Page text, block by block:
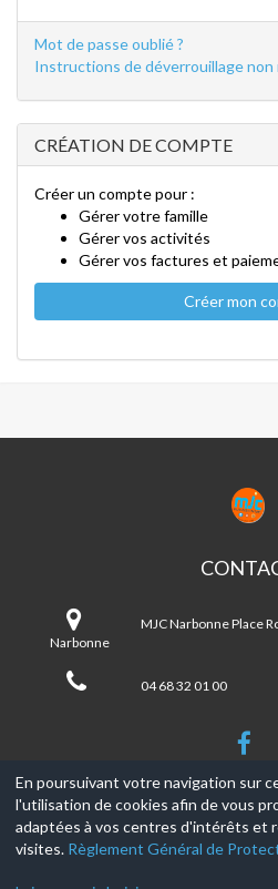
Mot de passe oublié ?
Instructions de déverrouillage non
CRÉATION DE COMPTE
Créer un compte pour :
Gérer votre famille
Gérer vos activités
Gérer vos factures et
Créer mon
MJC
Narbonne
MJC Narbonne Place
Narbonne
04 68 32 01 00
© 2017-2026, Ce site est
CGV
En poursuivant votre navigation sur
l'utilisation de cookies afin de vous
adaptées à vos centres d'intérêts et
visites. Règlement Général de